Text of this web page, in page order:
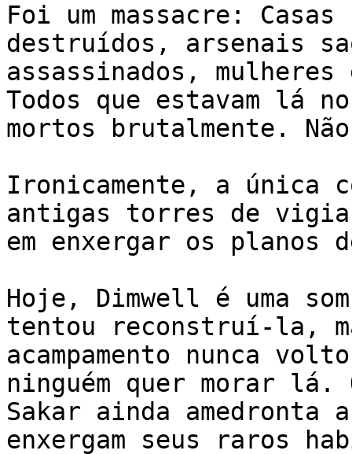
Foi um massacre: Casas
destruídos, arsenais
assassinados,
Todos que estavam lá
mortos brutalmente.
Ironicamente, a única
antigas torres de
em enxergar os planos
Hoje, Dimwell é uma
tentou reconstruí-la,
acampamento nunca
ninguém quer morar
Sakar ainda amedronta
enxergam seus raros